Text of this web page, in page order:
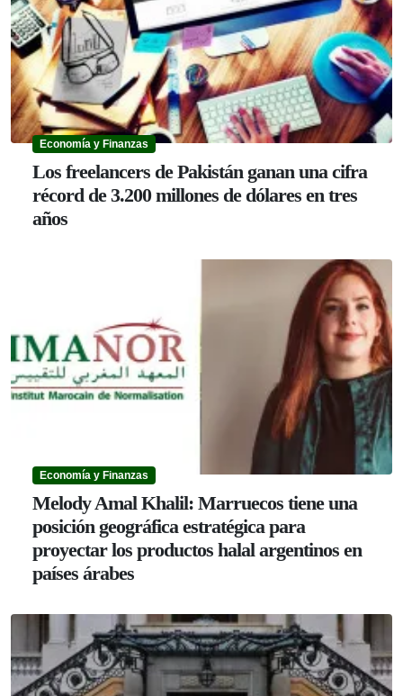
Economía y Finanzas
Los freelancers de Pakistán ganan una cifra
récord de 3.200 millones de dólares en tres
años
Economía y Finanzas
Melody Amal Khalil: Marruecos tiene una
posición geográfica estratégica para
proyectar los productos halal argentinos en
países árabes